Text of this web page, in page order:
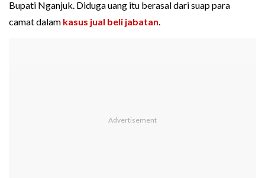
Bupati Nganjuk. Diduga uang itu berasal dari suap para
camat dalam kasus jual beli jabatan.